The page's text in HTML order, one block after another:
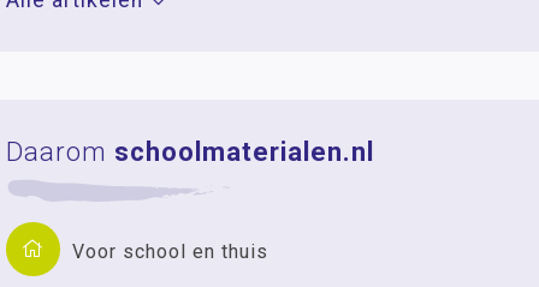
Daarom schoolmaterialen.nl
Voor school en thuis